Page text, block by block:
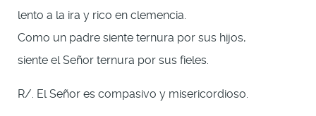
lento a la ira y rico en clemencia.
Como un padre siente ternura por sus hijos,
siente el Señor ternura por sus fieles.
R/. El Señor es compasivo y misericordioso.